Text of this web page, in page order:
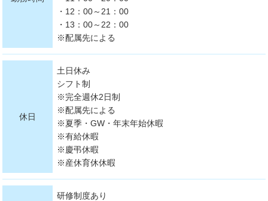
・12：00～21：00
・13：00～22：00
※配属先による
休日
土日休み
シフト制
※完全週休2日制
※配属先による
※夏季・GW・年末年始休暇
※有給休暇
※慶弔休暇
※産休育休休暇
研修制度あり